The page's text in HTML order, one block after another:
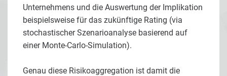
Unternehmens und die Auswertung der Implikation
beispielsweise für das zukünftige Rating (via
stochastischer Szenarioanalyse basierend auf
einer Monte-Carlo-Simulation).
Genau diese Risikoaggregation ist damit die